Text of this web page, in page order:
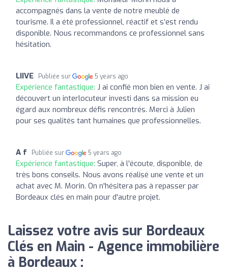
accompagnés dans la vente de notre meublé de
tourisme. Il a été professionnel, réactif et s’est rendu
disponible. Nous recommandons ce professionnel sans
hésitation.
LIIVE Publiée sur 5 years ago
Expérience fantastique: J ai confié mon bien en vente. J ai
découvert un interlocuteur investi dans sa mission eu
égard aux nombreux défis rencontrés. Merci à Julien
pour ses qualités tant humaines que professionnelles.
A f Publiée sur 5 years ago
Expérience fantastique: Super, à l'écoute, disponible, de
très bons conseils. Nous avons réalisé une vente et un
achat avec M. Morin. On n'hésitera pas à repasser par
Bordeaux clés en main pour d'autre projet.
Laissez votre avis sur Bordeaux
Clés en Main - Agence immobilière
à Bordeaux :